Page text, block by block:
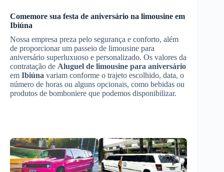
Comemore sua festa de aniversário na limousine em
Ibiúna
Nossa empresa preza pelo segurança e conforto, além
de proporcionar um passeio de limousine para
aniversário superluxuoso e personalizado. Os valores da
contratação de Aluguel de limousine para aniversário
em Ibiúna variam conforme o trajeto escolhido, data, o
número de horas ou alguns opcionais, como bebidas ou
produtos de bomboniere que podemos disponibilizar.